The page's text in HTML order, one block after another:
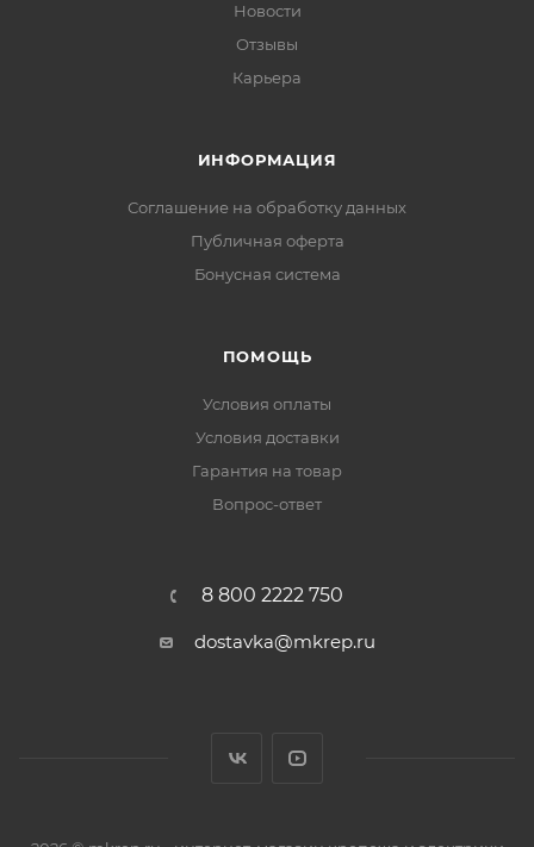
Новости
Отзывы
Карьера
ИНФОРМАЦИЯ
Соглашение на обработку данных
Публичная оферта
Бонусная система
ПОМОЩЬ
Условия оплаты
Условия доставки
Гарантия на товар
Вопрос-ответ
8 800 2222 750
dostavka@mkrep.ru